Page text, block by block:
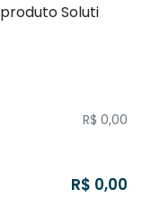
Soluti
R$ 0,00
R$ 0,00